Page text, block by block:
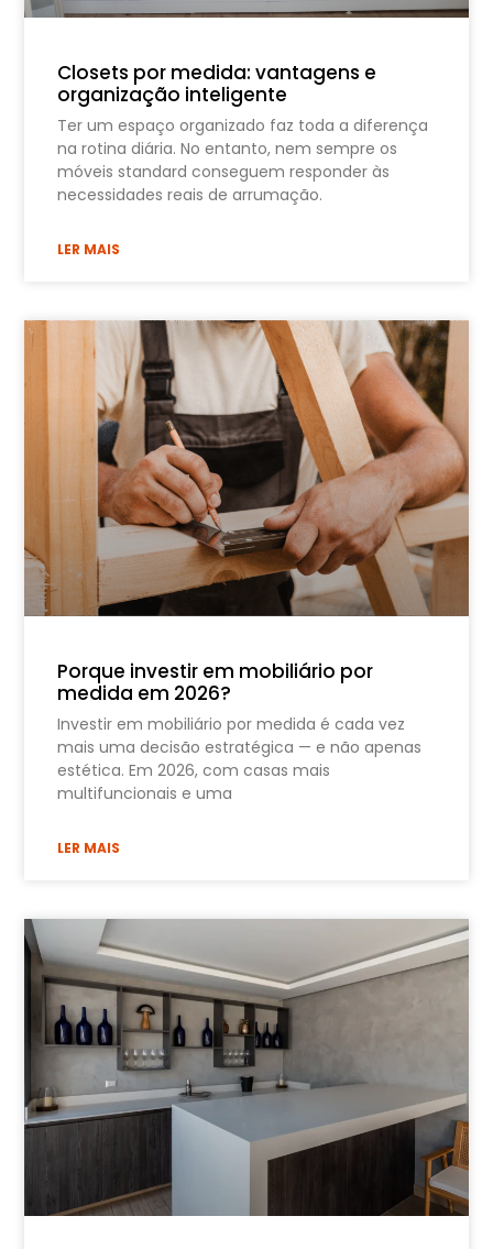
Closets por medida: vantagens e
organização inteligente
Ter um espaço organizado faz toda a diferença
na rotina diária. No entanto, nem sempre os
móveis standard conseguem responder às
necessidades reais de arrumação.
LER MAIS
Porque investir em mobiliário por
medida em 2026?
Investir em mobiliário por medida é cada vez
mais uma decisão estratégica — e não apenas
estética. Em 2026, com casas mais
multifuncionais e uma
LER MAIS